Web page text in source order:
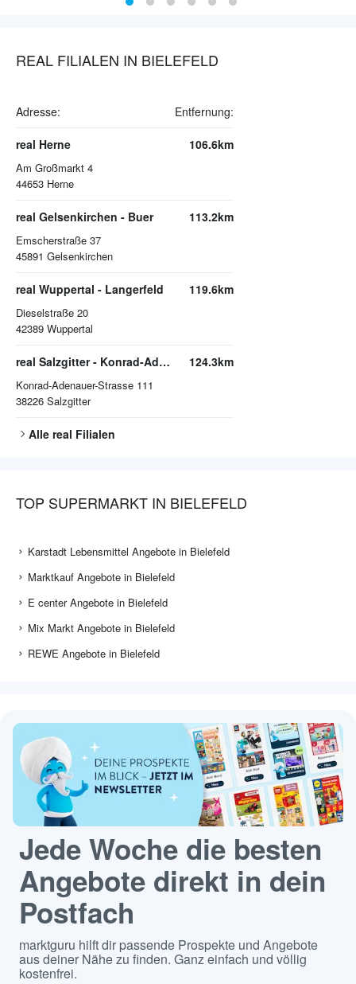
REAL FILIALEN IN BIELEFELD
Adresse: Entfernung:
real Herne
Am Großmarkt 4
44653 Herne
106.6km
real Gelsenkirchen - Buer
Emscherstraße 37
45891 Gelsenkirchen
113.2km
real Wuppertal - Langerfeld
Dieselstraße 20
42389 Wuppertal
119.6km
real Salzgitter - Konrad-Adenauer-Strasse
Konrad-Adenauer-Strasse 111
38226 Salzgitter
124.3km
Alle real Filialen
TOP SUPERMARKT IN BIELEFELD
Karstadt Lebensmittel Angebote in Bielefeld
Marktkauf Angebote in Bielefeld
E center Angebote in Bielefeld
Mix Markt Angebote in Bielefeld
REWE Angebote in Bielefeld
Jede Woche die besten
Angebote direkt in dein
Postfach
marktguru hilft dir passende Prospekte und Angebote
aus deiner Nähe zu finden. Ganz einfach und völlig
kostenfrei.